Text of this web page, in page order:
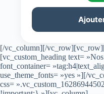
[/vc_column][/
[vc_custom_heading text=
font_container=
use_theme_fonts= »yes »][/
css=